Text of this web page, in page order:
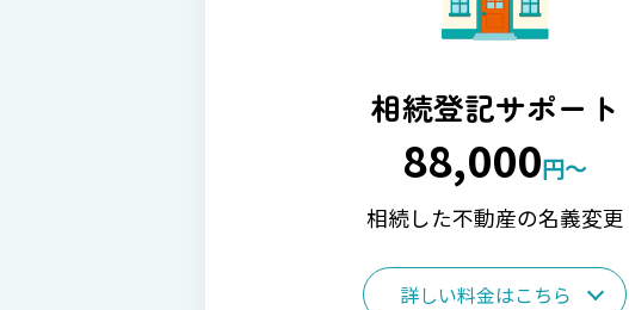
相続登記サポート
88,000円～
相続した不動産の名義変更
詳しい料金はこちら